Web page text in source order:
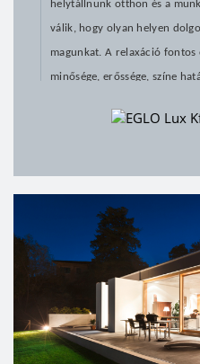
helytállnunk otthon és a
válik, hogy olyan helyen
magunkat. A relaxáció fontos
minősége, erőssége, színe
valamint számos alternatív
stílusához harmonizáló
illetve az ehhez megfelelő
beszerzésére.
Az EGLO LUX Kft. legfőbb
kielégítése és egy olyan
fényforrásválaszték
egyéniségének, ízlésének,
trendeket követő lakásbelső